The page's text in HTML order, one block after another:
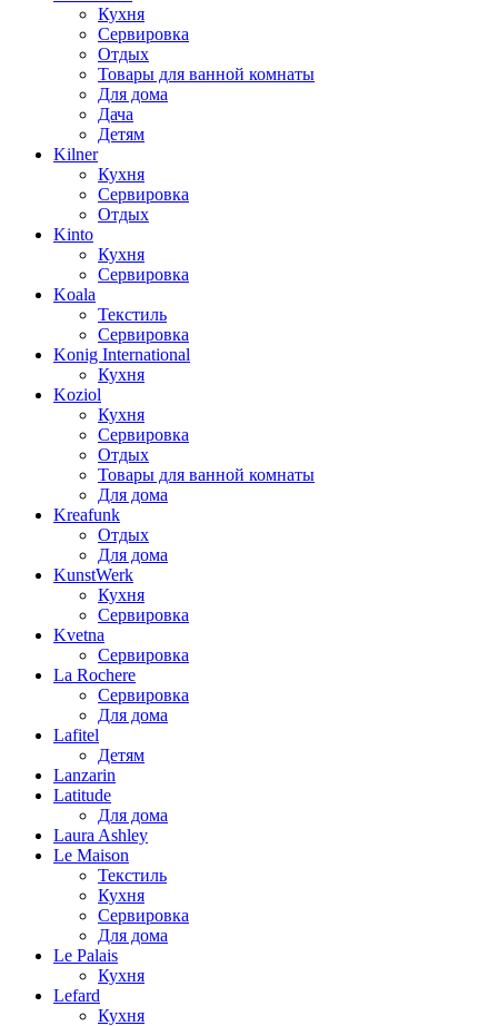
Кухня
Сервировка
Отдых
Товары для ванной комнаты
Для дома
Дача
Детям
Kilner
Кухня
Сервировка
Отдых
Kinto
Кухня
Сервировка
Koala
Текстиль
Сервировка
Konig International
Кухня
Koziol
Кухня
Сервировка
Отдых
Товары для ванной комнаты
Для дома
Kreafunk
Отдых
Для дома
KunstWerk
Кухня
Сервировка
Kvetna
Сервировка
La Rochere
Сервировка
Для дома
Lafitel
Детям
Lanzarin
Latitude
Для дома
Laura Ashley
Le Maison
Текстиль
Кухня
Сервировка
Для дома
Le Palais
Кухня
Lefard
Кухня